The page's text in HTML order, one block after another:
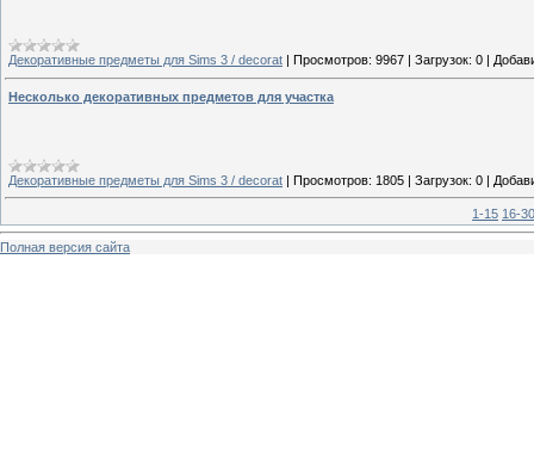
Декоративные предметы для Sims 3 / decorat Просмотров: 9967 Загрузок: 0
Несколько декоративных предметов для участка
Декоративные предметы для Sims 3 / decorat | Просмотров: 1805 | Загрузок: 0 |
1-15 16-30
Полная версия сайта